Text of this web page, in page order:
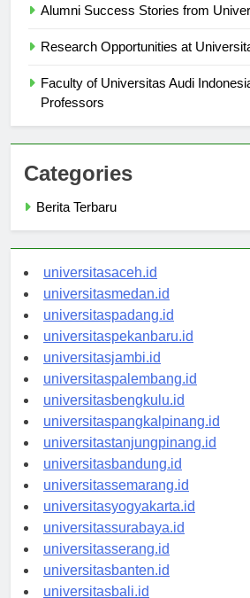
Faculty of Universitas Audi
Categories
universitasaceh.id
universitasmedan.id
universitaspadang.id
universitaspekanbaru.id
universitasjambi.id
universitaspalembang.id
universitasbengkulu.id
universitaspangkalpinang.id
universitastanjungpinang.id
universitasbandung.id
universitassemarang.id
universitasyogyakarta.id
universitassurabaya.id
universitasserang.id
universitasbanten.id